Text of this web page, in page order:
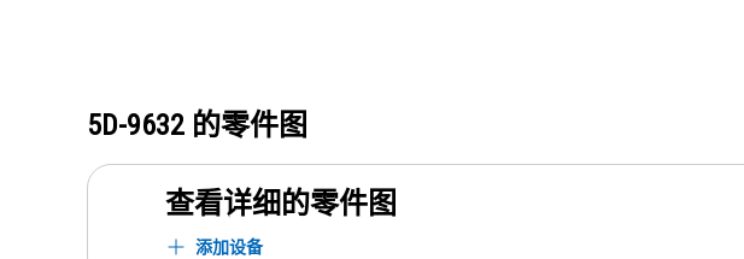
5D-9632 的零件图
查看详细的零件图
添加设备